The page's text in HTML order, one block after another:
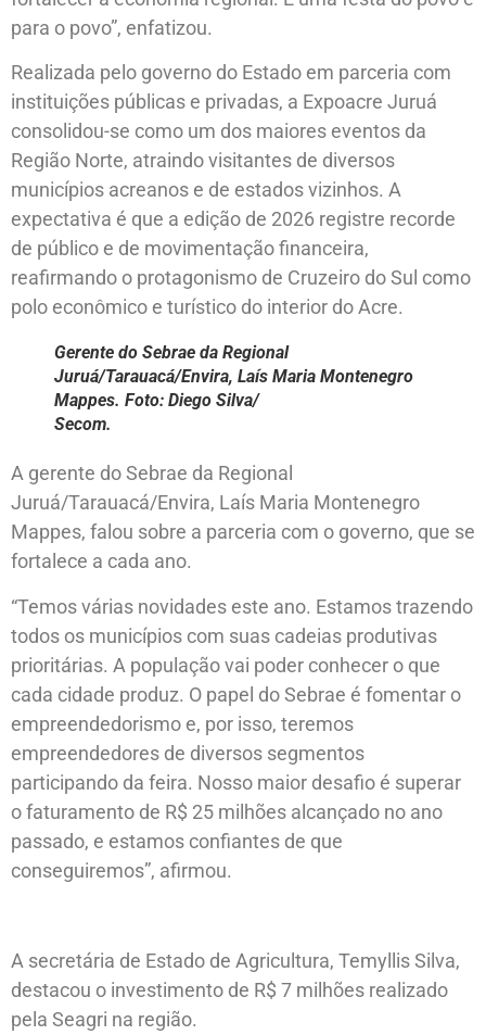
para o povo”, enfatizou.
Realizada pelo governo do Estado em parceria com
instituições públicas e privadas, a Expoacre Juruá
consolidou-se como um dos maiores eventos da
Região Norte, atraindo visitantes de diversos
municípios acreanos e de estados vizinhos. A
expectativa é que a edição de 2026 registre recorde
de público e de movimentação financeira,
reafirmando o protagonismo de Cruzeiro do Sul como
polo econômico e turístico do interior do Acre.
Gerente do Sebrae da Regional
Juruá/Tarauacá/Envira, Laís Maria Montenegro
Mappes. Foto: Diego Silva/
Secom.
A gerente do Sebrae da Regional
Juruá/Tarauacá/Envira, Laís Maria Montenegro
Mappes, falou sobre a parceria com o governo, que se
fortalece a cada ano.
“Temos várias novidades este ano. Estamos trazendo
todos os municípios com suas cadeias produtivas
prioritárias. A população vai poder conhecer o que
cada cidade produz. O papel do Sebrae é fomentar o
empreendedorismo e, por isso, teremos
empreendedores de diversos segmentos
participando da feira. Nosso maior desafio é superar
o faturamento de R$ 25 milhões alcançado no ano
passado, e estamos confiantes de que
conseguiremos”, afirmou.
A secretária de Estado de Agricultura, Temyllis Silva,
destacou o investimento de R$ 7 milhões realizado
pela Seagri na região.